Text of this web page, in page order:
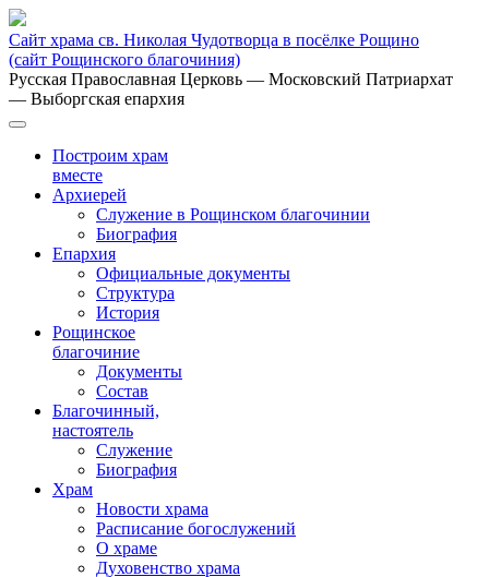
Сайт храма св. Николая Чудотворца в посёлке Рощино
(сайт Рощинского благочиния)
Русская Православная Церковь — Московский Патриархат
— Выборгская епархия
Построим храм
вместе
Архиерей
Служение в Рощинском благочинии
Биография
Епархия
Официальные документы
Структура
История
Рощинское
благочиние
Документы
Состав
Благочинный,
настоятель
Служение
Биография
Храм
Новости храма
Расписание богослужений
О храме
Духовенство храма